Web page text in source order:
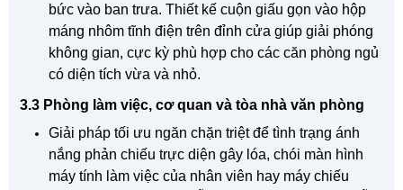
bức vào ban trưa. Thiết kế cuộn giấu gọn vào hộp
máng nhôm tĩnh điện trên đỉnh cửa giúp giải phóng
không gian, cực kỳ phù hợp cho các căn phòng ngủ
có diện tích vừa và nhỏ.
3.3 Phòng làm việc, cơ quan và tòa nhà văn phòng
Giải pháp tối ưu ngăn chặn triệt để tình trạng ánh
nắng phản chiếu trực diện gây lóa, chói màn hình
máy tính làm việc của nhân viên hay máy chiếu